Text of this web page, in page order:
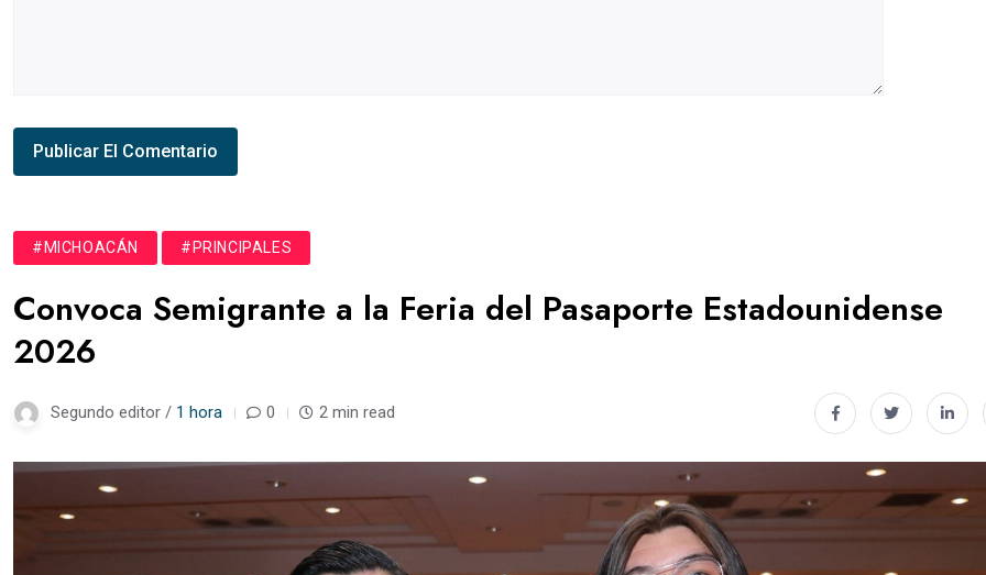
#MICHOACÁN #PRINCIPALES
Convoca Semigrante a la Feria del Pasaporte Estadounidense
2026
Segundo editor / 1 hora 0 2 min read